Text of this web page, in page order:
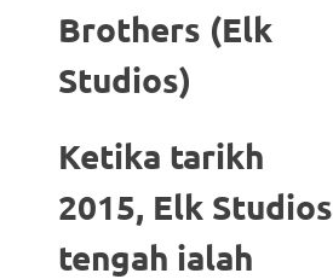
Brothers (Elk
Studios)
Ketika tarikh
2015, Elk Studios
tengah ialah